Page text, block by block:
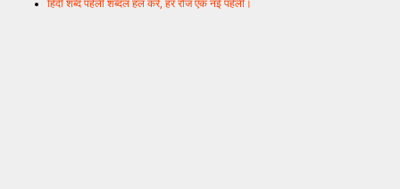
हिंदी शब्द पहेली शब्दल हल करें, हर रोज एक नई पहेली।